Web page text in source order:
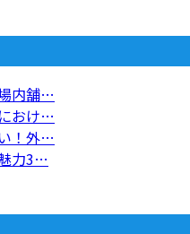
内舗…
おけ…
！外…
力3…